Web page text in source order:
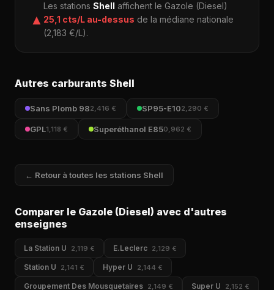
▲
Les stations Shell affichent le Gazole (Diesel)
25,1 cts/L au-dessus de la médiane nationale
(2,183 €/L).
Autres carburants Shell
Sans Plomb 982,416 € SP95-E102,290 €
GPL1,118 € Superéthanol E850,962 €
← Retour à toutes les stations Shell
Comparer le Gazole (Diesel) avec d'autres
enseignes
La Station U 2,119 € E.Leclerc 2,129 €
Station U 2,141 € Hyper U 2,144 €
Groupement Des Mousquetaires 2,149 € Super U 2,152 €